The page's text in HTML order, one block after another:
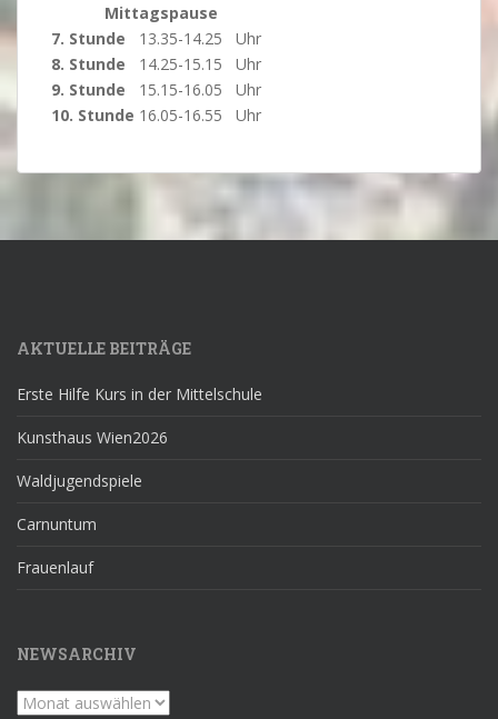
Mittagspause
7. Stunde 13.35-14.25 Uhr
8. Stunde 14.25-15.15 Uhr
9. Stunde 15.15-16.05 Uhr
10. Stunde 16.05-16.55 Uhr
AKTUELLE BEITRÄGE
Erste Hilfe Kurs in der Mittelschule
Kunsthaus Wien2026
Waldjugendspiele
Carnuntum
Frauenlauf
NEWSARCHIV
Newsarchiv